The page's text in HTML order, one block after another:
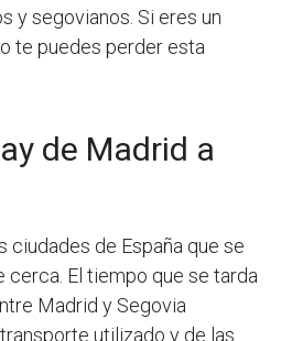
y segovianos. Si eres un
te puedes perder esta
de Madrid a
ciudades de España que se
El tiempo que se tarda
Madrid y Segovia
utilizado y de las